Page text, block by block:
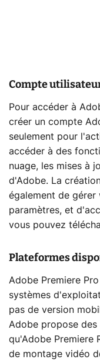
Compte
Pour accéder à
créer un compte
seulement pour
accéder à des
nuage, les mises à
d'Adobe. La
également de gérer
paramètres, et
vous pouvez
Plateformes
Adobe Premiere
systèmes
pas de version
Adobe propose
qu'Adobe Premiere
de montage vidéo